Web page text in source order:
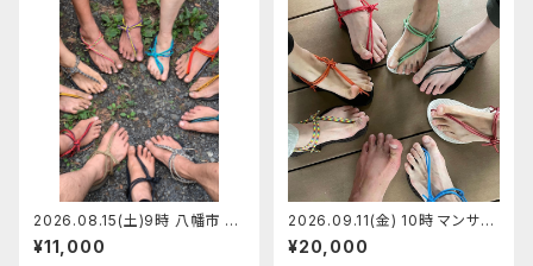
2026.08.15(土)9時 八幡市 マ
ンサンダルワークショップ【定員
6】ショージ
¥11,000
2026.09.11(金) 10時 マンサン
ダル代官山店 マンサンダルワー
クショップ 【定員5】あきちゃん
¥20,000